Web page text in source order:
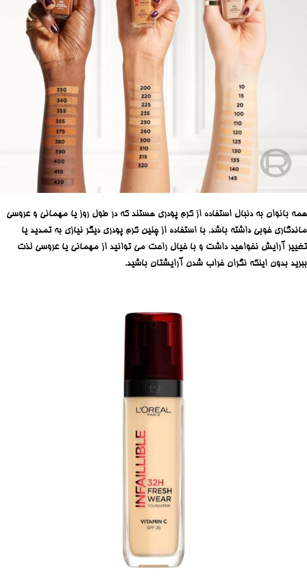
همه بانوان به دنبال استفاده از کرم پودری هستند که در طول روز یا مهمانی و عروسی
ماندگاری خوبی داشته باشد. با استفاده از چنین کرم پودری دیگر نیازی به تمدید یا
تغییر آرایش نخواهید داشت و با خیال راحت می توانید از مهمانی یا عروسی لذت
ببرید بدون اینکه نگران خراب شدن آرایشتان باشید.